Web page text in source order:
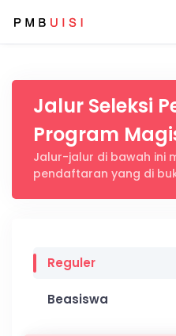
Jalur Seleksi
Program
Jalur-jalur di bawah ini
pendaftaran yang di
Reguler
Beasiswa